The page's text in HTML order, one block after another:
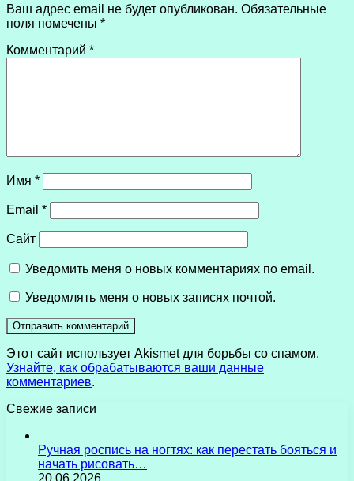
Ваш адрес email не будет опубликован. Обязательные
поля помечены *
Комментарий *
Имя *
Email *
Сайт
Уведомить меня о новых комментариях по email.
Уведомлять меня о новых записях почтой.
Этот сайт использует Akismet для борьбы со спамом.
Узнайте, как обрабатываются ваши данные
комментариев.
Свежие записи
Ручная роспись на ногтях: как перестать бояться и
начать рисовать…
20.06.2026